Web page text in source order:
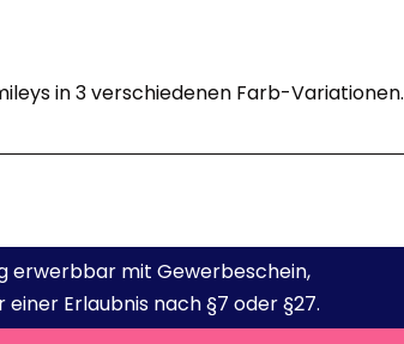
in 3 verschiedenen Farb-Variationen.
erwerbbar mit Gewerbeschein,
Erlaubnis nach §7 oder §27.